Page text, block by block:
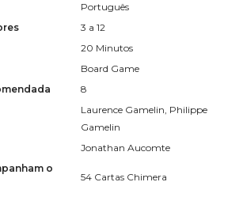
Português
3 a 12
20 Minutos
Board Game
8
Laurence Gamelin, Philippe
Gamelin
Jonathan Aucomte
o
54 Cartas Chimera